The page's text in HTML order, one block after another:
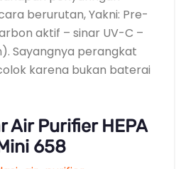
mesin yang bising
memang berisiko